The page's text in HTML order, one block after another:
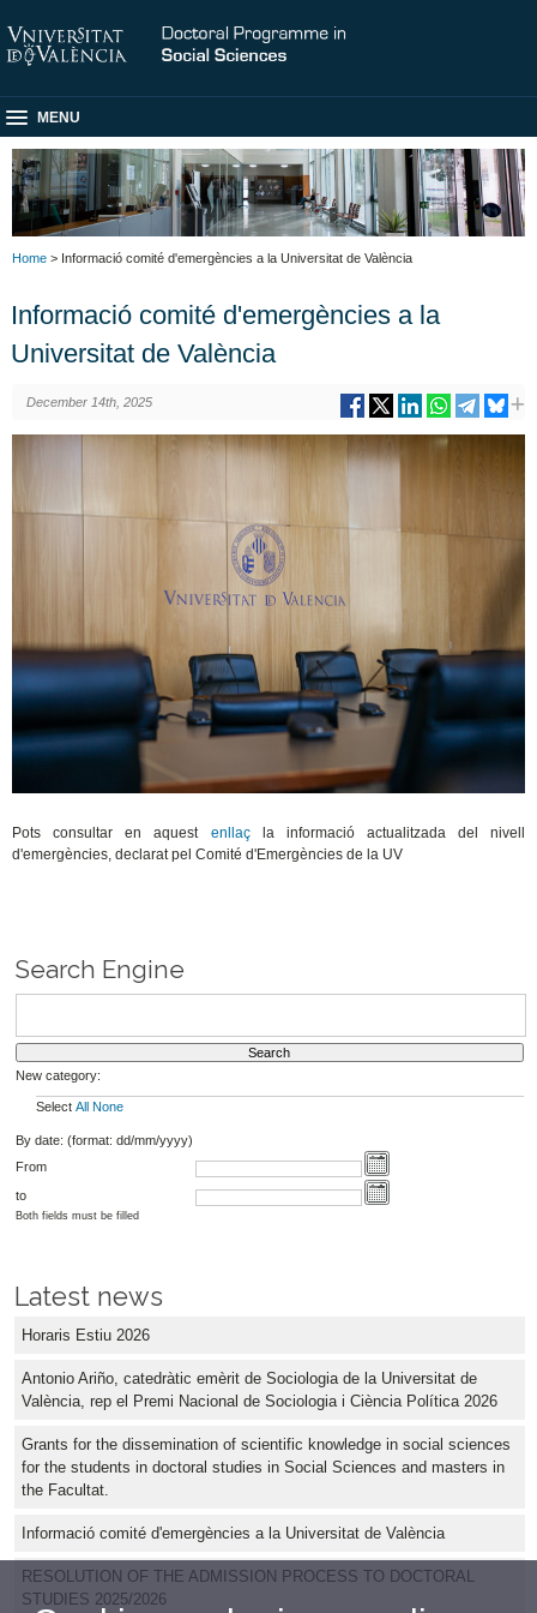
MENU
Home > Informació comité d'emergències a la Universitat de València
Informació comité d'emergències a la
Universitat de València
December 14th, 2025
Pots consultar en aquest enllaçla informació actualitzada del nivell
d'emergències, declarat pel Comité d'Emergències de la UV
Search Engine
New category:
Select All None
By date: (format: dd/mm/yyyy)
From
to
Both fields must be filled
Latest news
Horaris Estiu 2026
Antonio Ariño, catedràtic emèrit de Sociologia de la Universitat de
València, rep el Premi Nacional de Sociologia i Ciència Política 2026
Grants for the dissemination of scientific knowledge in social sciences
for the students in doctoral studies in Social Sciences and masters in
the Facultat.
Informació comité d'emergències a la Universitat de València
RESOLUTION OF THE ADMISSION PROCESS TO DOCTORAL
STUDIES 2025/2026